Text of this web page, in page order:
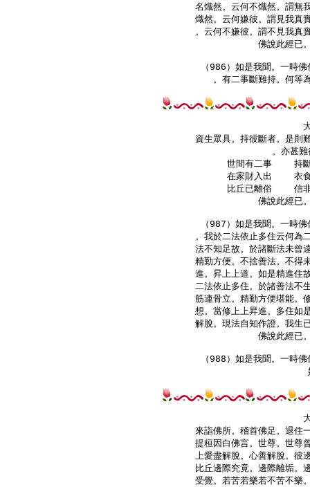
名熾然。云何不熾然。謂無
熾然。云何嫌彼。謂見我真
。云何不嫌彼。謂不見我真
佛說此經已
（986）如是我聞。一時
。有二事斷難持。何等
資生眾具。持彼斷者。是則
。亦甚
世間有二事    持
在家財入出    衣
比丘已離俗    信
佛說此經已
（987）如是我聞。一時
。我於二法依止多住云何為
法不知足故。於諸斷法未曾
精勤方便。不捨善法。不得
進。昇上上道。如是精進住
二法依止多住。於諸善法不
筋連骨立。精勤方便堪能。
想。當修上上昇進。多住如
解脫。現法自知作證。我生
佛說此經已
（988）如是我聞。一時
來詣佛所。稽首佛足。退住
提桓因白佛言。世尊。世尊
上愛盡解脫。心善解脫。彼
比丘邊際究竟。邊際離垢。
受覺。若苦若樂若不苦不樂